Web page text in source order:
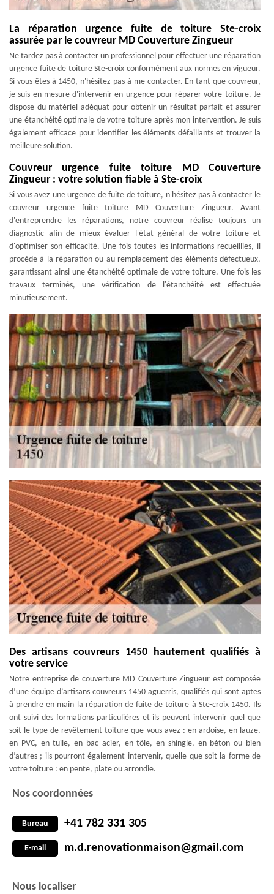
La réparation urgence fuite de toiture Ste-croix
assurée par le couvreur MD Couverture Zingueur
Ne tardez pas à contacter un professionnel pour effectuer une réparation
urgence fuite de toiture Ste-croix conformément aux normes en vigueur.
Si vous êtes à 1450, n'hésitez pas à me contacter. En tant que couvreur,
je suis en mesure d'intervenir en urgence pour réparer votre toiture. Je
dispose du matériel adéquat pour obtenir un résultat parfait et assurer
une étanchéité optimale de votre toiture après mon intervention. Je suis
également efficace pour identifier les éléments défaillants et trouver la
meilleure solution.
Couvreur urgence fuite toiture MD Couverture
Zingueur : votre solution fiable à Ste-croix
Si vous avez une urgence de fuite de toiture, n'hésitez pas à contacter le
couvreur urgence fuite toiture MD Couverture Zingueur. Avant
d'entreprendre les réparations, notre couvreur réalise toujours un
diagnostic afin de mieux évaluer l'état général de votre toiture et
d'optimiser son efficacité. Une fois toutes les informations recueillies, il
procède à la réparation ou au remplacement des éléments défectueux,
garantissant ainsi une étanchéité optimale de votre toiture. Une fois les
travaux terminés, une vérification de l'étanchéité est effectuée
minutieusement.
Des artisans couvreurs 1450 hautement qualifiés à
votre service
Notre entreprise de couverture MD Couverture Zingueur est composée
d’une équipe d’artisans couvreurs 1450 aguerris, qualifiés qui sont aptes
à prendre en main la réparation de fuite de toiture à Ste-croix 1450. Ils
ont suivi des formations particulières et ils peuvent intervenir quel que
soit le type de revêtement toiture que vous avez : en ardoise, en lauze,
en PVC, en tuile, en bac acier, en tôle, en shingle, en béton ou bien
d’autres ; ils pourront également intervenir, quelle que soit la forme de
votre toiture : en pente, plate ou arrondie.
Nos coordonnées
Bureau +41 782 331 305
E-mail m.d.renovationmaison@gmail.com
Nous localiser